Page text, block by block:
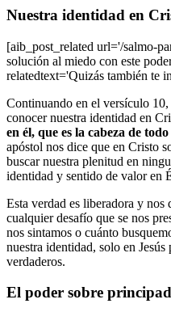
Nuestra identidad en
[aib_post_related url='/salmo-
solución al miedo con este
relatedtext='Quizás también te
Continuando en el versículo
conocer nuestra identidad en
en él, que es la cabeza de
apóstol nos dice que en Cristo
buscar nuestra plenitud en
identidad y sentido de valor en
Esta verdad es liberadora y nos
cualquier desafío que se nos
nos sintamos o cuánto
nuestra identidad, solo en
verdaderos.
El poder sobre